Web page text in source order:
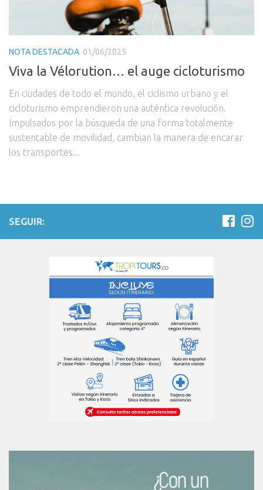
NOTA DESTACADA 01/06/2025
Viva la Vélorution… el auge cicloturismo
En ciudades de todo el mundo, el ciclismo urbano y el
cicloturismo emprendieron una auténtica revolución.
Impulsados por la búsqueda de una forma totalmente
sustentable de movilidad, cambian la manera de encarar
los transportes...
SEGUIR: